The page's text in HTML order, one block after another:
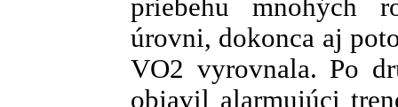
priebehu mnohých
úrovni, dokonca aj
VO2 vyrovnala. Po
objavil alarmujúci